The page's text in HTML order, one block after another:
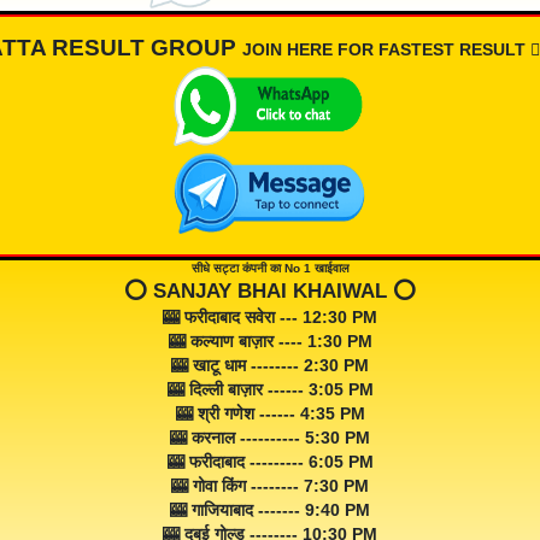
RESULT GROUP JOIN HERE FOR FASTEST RESULT
सीधे सट्टा कंपनी का No 1 खाईवाल
⭕️ SANJAY BHAI KHAIWAL ⭕️
🎰 फरीदाबाद सवेरा --- 12:30 PM
🎰 कल्याण बाज़ार ---- 1:30 PM
🎰 खाटू धाम -------- 2:30 PM
🎰 दिल्ली बाज़ार ------ 3:05 PM
🎰 श्री गणेश ------ 4:35 PM
🎰 करनाल ---------- 5:30 PM
🎰 फरीदाबाद --------- 6:05 PM
🎰 गोवा किंग -------- 7:30 PM
🎰 गाजियाबाद ------- 9:40 PM
🎰 दुबई गोल्ड -------- 10:30 PM